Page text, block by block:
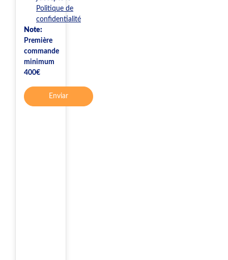
Politique de
confidentialité
Note:
Première
commande
minimum
400€
Enviar